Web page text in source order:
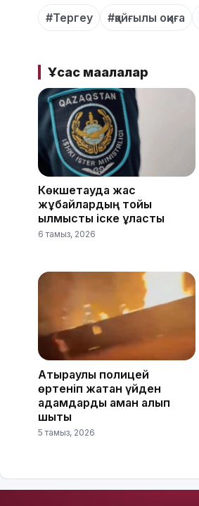
#Тергеу #қайғылы оқиға
Ұқсас мақалалар
Көкшетауда жас
жұбайлардың тойы
қылмыстық іске ұласты
6 тамыз, 2026
Атыраулық полицей
өртеніп жатқан үйден
адамдарды аман алып
шықты
5 тамыз, 2026